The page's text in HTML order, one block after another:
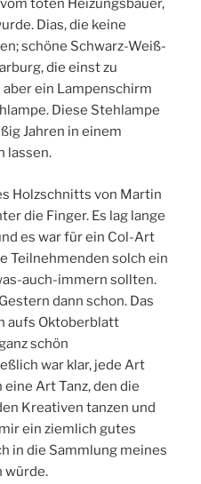
toten Heizungsbauer,
Dias, die keine
schöne Schwarz-Weiß-
die einst zu
ein Lampenschirm
Diese Stehlampe
Jahren in einem
lassen.
Holzschnitts von Martin
die Finger. Es lag lange
es war für ein Col-Art
Teilnehmenden solch ein
auch-immern sollten.
dann schon. Das
aufs Oktoberblatt
schön
war klar, jede Art
Art Tanz, den die
Kreativen tanzen und
ein ziemlich gutes
in die Sammlung meines
würde.